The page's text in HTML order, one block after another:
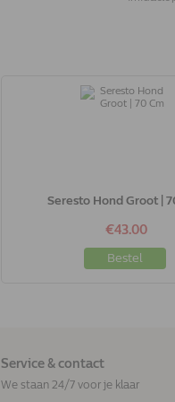
Seresto Hond Groot |
€43.00
Bestel
Service & contact
We staan 24/7 voor je klaar